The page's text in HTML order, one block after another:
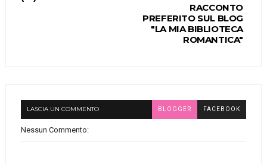
RACCONTO
PREFERITO SUL BLOG
"LA MIA BIBLIOTECA
ROMANTICA"
LASCIA UN COMMENTO BLOGGER FACEBOOK
Nessun Commento: